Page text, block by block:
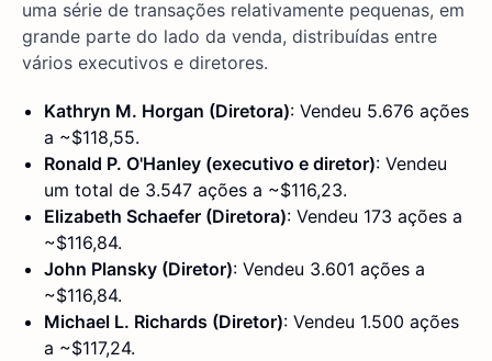
uma série de transações relativamente pequenas, em
grande parte do lado da venda, distribuídas entre
vários executivos e diretores.
Kathryn M. Horgan (Diretora): Vendeu 5.676 ações
a ~$118,55.
Ronald P. O'Hanley (executivo e diretor): Vendeu
um total de 3.547 ações a ~$116,23.
Elizabeth Schaefer (Diretora): Vendeu 173 ações a
~$116,84.
John Plansky (Diretor): Vendeu 3.601 ações a
~$116,84.
Michael L. Richards (Diretor): Vendeu 1.500 ações
a ~$117,24.